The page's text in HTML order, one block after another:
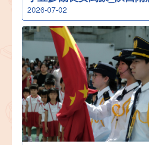
2026-07-02